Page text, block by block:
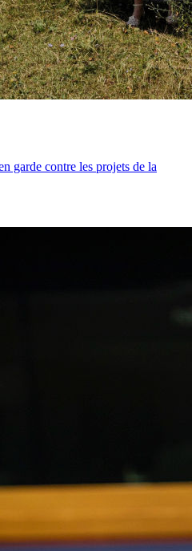
garde contre les projets de la